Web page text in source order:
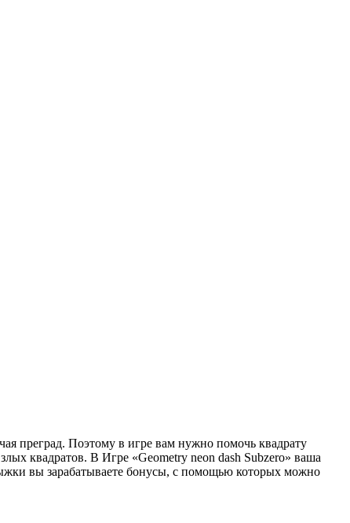
преград. Поэтому в игре вам нужно помочь квадрату
квадратов. В Игре «Geometry neon dash Subzero» ваша
вы зарабатываете бонусы, с помощью которых можно